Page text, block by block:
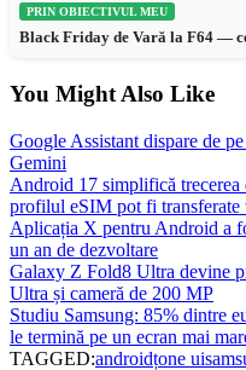
PRIN OBIECTIVUL MEU
Black Friday de Vară la F64 —
You Might Also Like
Google Assistant dispare de
Gemini
Android 17 simplifică trecerea
profilul eSIM pot fi transferate
Aplicația X pentru Android a
un an de dezvoltare
Galaxy Z Fold8 Ultra devine
Ultra și cameră de 200 MP
Studiu Samsung: 85% dintre
le termină pe un ecran mai
TAGGED:androidțone ui